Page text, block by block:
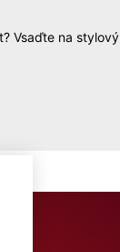
Vsaďte na stylový